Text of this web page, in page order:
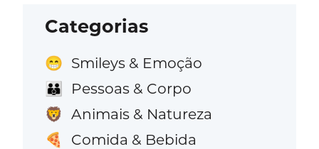
Categorias
😁 Smileys & Emoção
👪 Pessoas & Corpo
🦁 Animais & Natureza
🍕 Comida & Bebida